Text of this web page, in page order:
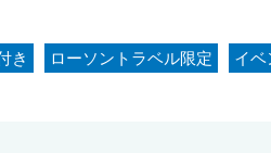
き ローソントラベル限定 イベ